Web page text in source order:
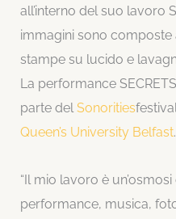
all’interno del suo lavoro
immagini sono
stampe su lucido e
La performance
parte delSonorities
Queen’s University Belfast.
“Il mio lavoro è
performance, musica,